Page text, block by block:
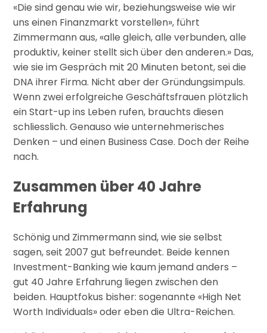
«Die sind genau wie wir, beziehungsweise wie wir
uns einen Finanzmarkt vorstellen», führt
Zimmermann aus, «alle gleich, alle verbunden, alle
produktiv, keiner stellt sich über den anderen.» Das,
wie sie im Gespräch mit 20 Minuten betont, sei die
DNA ihrer Firma. Nicht aber der Gründungsimpuls.
Wenn zwei erfolgreiche Geschäftsfrauen plötzlich
ein Start-up ins Leben rufen, brauchts diesen
schliesslich. Genauso wie unternehmerisches
Denken – und einen Business Case. Doch der Reihe
nach.
Zusammen über 40 Jahre
Erfahrung
Schönig und Zimmermann sind, wie sie selbst
sagen, seit 2007 gut befreundet. Beide kennen
Investment-Banking wie kaum jemand anders –
gut 40 Jahre Erfahrung liegen zwischen den
beiden. Hauptfokus bisher: sogenannte «High Net
Worth Individuals» oder eben die Ultra-Reichen.